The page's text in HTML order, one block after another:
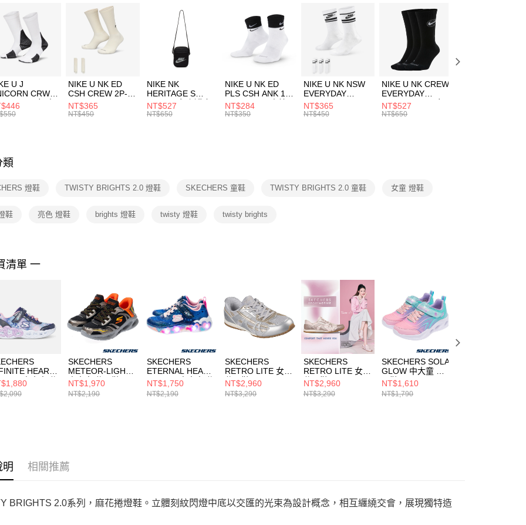
３．安心：先確認商品／服務後，再付款。
【「AFTEE先享後付」結帳流程】
１．於結帳方式選擇「AFTEE先享後付」後，將跳轉至「AFTEE先享後
付」結帳頁面，進行簡訊認證並確認金額後，即可完成結帳。
２．訂單成立數日內，您將收到繳費通知簡訊。
３．收到繳費通知簡訊後14天內，點擊此簡訊中的連結，可透過四大超商
／ATM／網路銀行／等多元方式進行付款，方視為交易完成。
※ 請注意：結帳手續完成當下不需立刻繳費，但若您需要取消訂單，請聯
絡購買商品的店家。未經商家同意取消之訂單仍視為有效，需透過AFTEE
先享後付繳納相關費用。
１．透過由恩沛科技股份有限公司提供之「AFTEE先享後付」服務完成之
交易，需依本服務之必要範圍內提供個人資料，並將交易相關給付款項請
２．關於個人資料處理事宜，請瀏覽以下網址：
結果請求用戶進行身份認證。
５．嚴禁一人註冊多個帳號或使用他人資訊註冊。若發現惡意使用之情
形，恩沛科技股份有限公司將有權停止該用戶之使用額度並採取法律行
動。
每筆NT$100，滿NT$1,500(含以上)免運費
每筆NT$100，滿NT$1,500(含以上)免運費
付款後門市自取
每筆NT$100，滿NT$1,500(含以上)免運費
U J
CRW
-160 男女 中
FZ3393100
NIKE U NK ED
CSH CREW 2P-
144 EMBRDY 男
女 短統襪
NT$365
NT$450
NIKE NK
HERITAGE S
SMIT 男女 側背包
BA5871010
NT$527
NT$650
NIKE U NK ED
PLS CSH ANK 1P
144 DBL 男 中統
襪 DH4058104
NT$284
NT$350
NIKE U NK NSW
EVERYDAY
ESSENTIAL CR
男女 短統襪
NT$365
NT$450
NIKE U NK CREW
EVERYDAY
BBALL 3PR 男女
長統襪
NT$527
NT$650
類
燈鞋 TWISTY BRIGHTS 2.0 燈鞋 SKECHERS 童鞋 TWISTY BRIGHTS 2.0 童鞋 女童 燈鞋
鞋 亮色 燈鞋 brights 燈鞋 twisty 燈鞋 twisty brights
清單 一
HEART
中大童 休
SKECHERS
METEOR-LIGHTS
中大童 休閒鞋
403848LBKSL
NT$1,970
NT$2,190
SKECHERS
ETERNAL HEART
LIGHTS 中大童 休
閒鞋
302696LNVMT
NT$1,750
NT$2,190
SKECHERS
RETRO LITE 女
休閒鞋
104782GYSL
NT$2,960
NT$3,290
SKECHERS
RETRO LITE 女
休閒鞋
104782BLSH
NT$2,960
NT$3,290
SKECHERS SOLA
GLOW 中大童 休
閒鞋
303713LAQMT
NT$1,610
NT$1,790
明 相關推薦
BRIGHTS 2.0系列，麻花捲燈鞋。立體刻紋閃燈中底以交匯的光束為設計概念，相互纏繞交會，展現獨特造